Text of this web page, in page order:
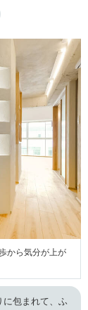
から気分が上が
に包まれて、ふ